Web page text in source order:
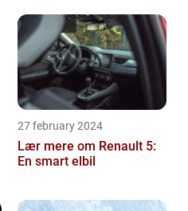
27 february 2024
Lær mere om Renault 5:
En smart elbil